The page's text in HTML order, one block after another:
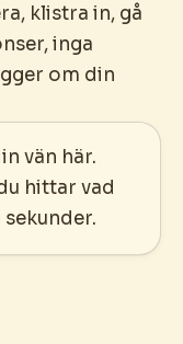
klistra in, gå
inga
om din
vän här.
hittar vad